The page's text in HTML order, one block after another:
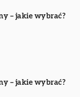
– jakie wybrać?
– jakie wybrać?